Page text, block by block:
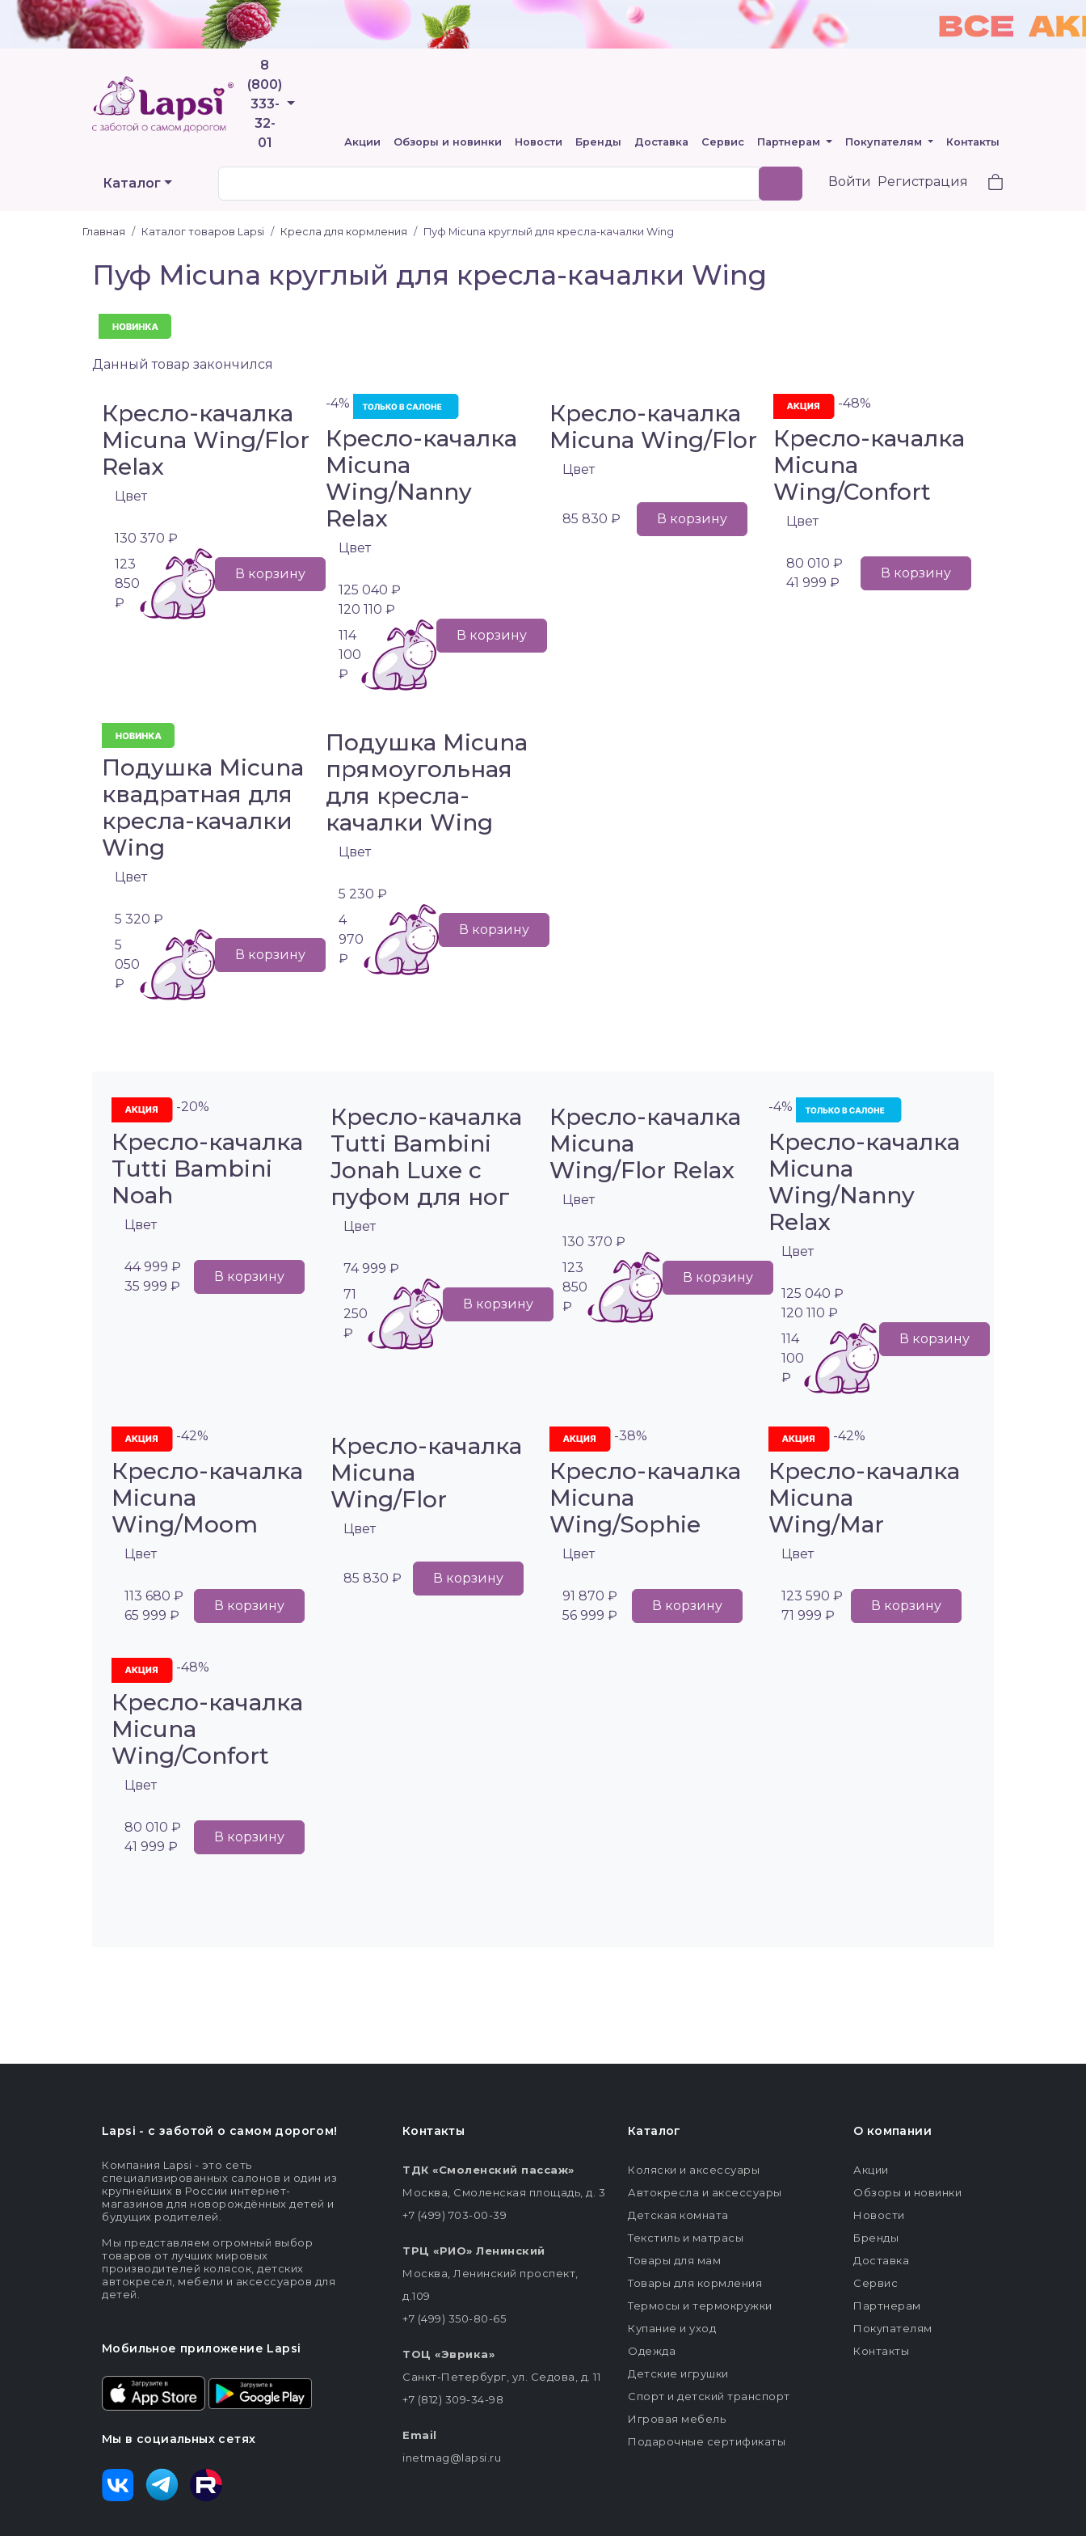
8
(800)
333-
32-
01
Телефоны
Акции Обзоры и новинки Новости Бренды Доставка Сервис Партнерам Покупателям Контакты
Каталог Войти Регистрация
Главная Каталог товаров Lapsi Кресла для кормления Пуф Micuna круглый для кресла-качалки Wing
Пуф Micuna круглый для кресла-качалки Wing
Данный товар закончился
Кресло-качалка
Micuna Wing/Flor
Relax
Цвет
130 370 ₽
123
850
₽
В корзину
-4%
Кресло-качалка
Micuna
Wing/Nanny
Relax
Цвет
125 040 ₽
120 110 ₽
114
100
₽
В корзину
Кресло-качалка
Micuna Wing/Flor
Цвет
85 830 ₽ В корзину
-48%
Кресло-качалка
Micuna
Wing/Confort
Цвет
80 010 ₽
41 999 ₽
В корзину
Подушка Micuna
квадратная для
кресла-качалки
Wing
Цвет
5 320 ₽
5
050
₽
В корзину
Подушка Micuna
прямоугольная
для кресла-
качалки Wing
Цвет
5 230 ₽
4
970
₽
В корзину
-20%
Кресло-качалка
Tutti Bambini
Noah
Цвет
44 999 ₽
35 999 ₽
В корзину
Кресло-качалка
Tutti Bambini
Jonah Luxe с
пуфом для ног
Цвет
74 999 ₽
71
250
₽
В корзину
Кресло-качалка
Micuna
Wing/Flor Relax
Цвет
130 370 ₽
123
850
₽
В корзину
-4%
Кресло-качалка
Micuna
Wing/Nanny
Relax
Цвет
125 040 ₽
120 110 ₽
114
100
₽
В корзину
-42%
Кресло-качалка
Micuna
Wing/Moom
Цвет
113 680 ₽
65 999 ₽
В корзину
Кресло-качалка
Micuna
Wing/Flor
Цвет
85 830 ₽ В корзину
-38%
Кресло-качалка
Micuna
Wing/Sophie
Цвет
91 870 ₽
56 999 ₽
В корзину
-42%
Кресло-качалка
Micuna
Wing/Mar
Цвет
123 590 ₽
71 999 ₽
В корзину
-48%
Кресло-качалка
Micuna
Wing/Confort
Цвет
80 010 ₽
41 999 ₽
В корзину
Lapsi - c заботой о самом дорогом!
Компания Lapsi - это сеть
специализированных салонов и один из
крупнейших в России интернет-
магазинов для новорождённых детей и
будущих родителей.
Мы представляем огромный выбор
товаров от лучших мировых
производителей колясок, детских
автокресел, мебели и аксессуаров для
детей.
Мобильное приложение Lapsi
Мы в социальных сетях
Контакты
ТДК «Смоленский пассаж»
Москва, Смоленская площадь, д. 3
+7 (499) 703-00-39
ТРЦ «РИО» Ленинский
Москва, Ленинский проспект,
д.109
+7 (499) 350-80-65
ТОЦ «Эврика»
Санкт-Петербург, ул. Седова, д. 11
+7 (812) 309-34-98
Email
inetmag@lapsi.ru
Каталог
Коляски и аксессуары
Автокресла и аксессуары
Детская комната
Текстиль и матрасы
Товары для мам
Товары для кормления
Термосы и термокружки
Купание и уход
Одежда
Детские игрушки
Спорт и детский транспорт
Игровая мебель
Подарочные сертификаты
О компании
Акции
Обзоры и новинки
Новости
Бренды
Доставка
Сервис
Партнерам
Покупателям
Контакты